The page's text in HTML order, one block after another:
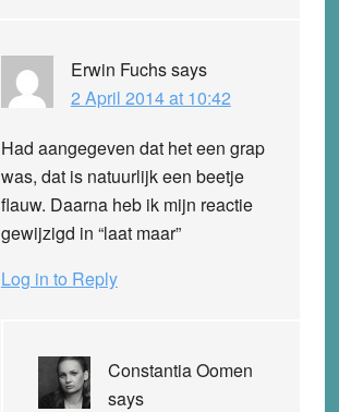
Erwin Fuchssays
2 April 2014 at 10:42
Had aangegeven dat het een grap
was, dat is natuurlijk een beetje
flauw. Daarna heb ik mijn reactie
gewijzigd in “laat maar”
Log in to Reply
Constantia Oomen
says